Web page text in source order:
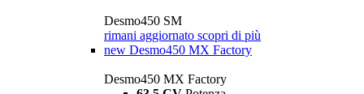
Desmo450 SM
rimani aggiornato scopri di più
new Desmo450 MX Factory
Desmo450 MX Factory